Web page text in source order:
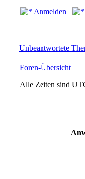
Anmelden
Unbeantwortete
Foren-Übersicht
Alle Zeiten sind